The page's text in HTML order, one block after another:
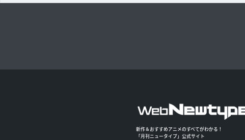
新作＆おすすめアニメのすべてがわかる！
「月刊ニュータイプ」公式サイト